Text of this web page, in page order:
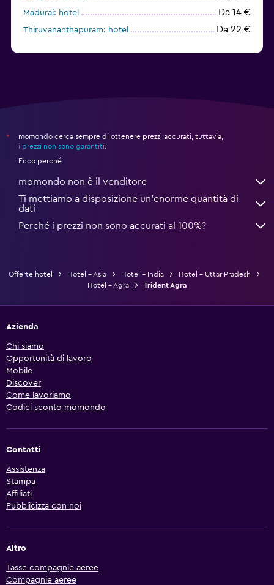
Madurai: hotel Da 14 €
Thiruvananthapuram: hotel Da 22 €
*
momondo cerca sempre di ottenere prezzi accurati, tuttavia,
i prezzi non sono garantiti
Ecco perché:
momondo non è il venditore
Ti mettiamo a disposizione un’enorme quantità di
dati
Perché i prezzi non sono accurati al 100%?
Offerte hotel Hotel - Asia Hotel - India
Hotel - Uttar Pradesh
Hotel - Agra
Trident Agra
Azienda
Chi siamo
Opportunità di lavoro
Mobile
Discover
Come lavoriamo
Codici sconto momondo
Contatti
Assistenza
Stampa
Affiliati
Pubblicizza con noi
Altro
Tasse compagnie aeree
Compagnie aeree